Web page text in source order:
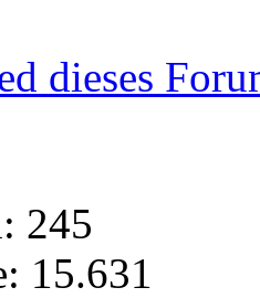
dieses
245
15.631